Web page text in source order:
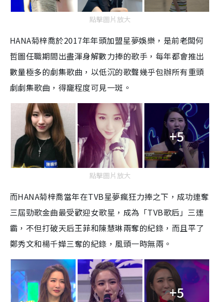
點擊圖片放大
HANA菊梓喬於2017年年頭加盟星夢娛樂，是前老闆何
哲圖任職期間出盡渾身解數力捧的歌手，每年都會推出
數量極多的劇集歌曲，以低沉的歌聲幾乎包辦所有重頭
劇劇集歌曲，得竉程度可見一斑。
+5
點擊圖片放大
而HANA菊梓喬當年在TVB星夢瘋狂力捧之下，成功連奪
三屆勁歌金曲最受歡迎女歌星，成為「TVB歌后」三連
霸，不但打破天后王菲和陳慧琳兩奪的紀錄，而且平了
鄭秀文和楊千嬅三奪的紀錄，風頭一時無兩。
+5